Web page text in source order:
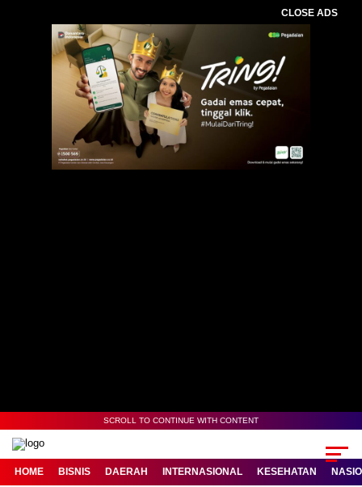
CLOSE ADS
SCROLL TO CONTINUE WITH CONTENT
HOME BISNIS DAERAH INTERNASIONAL KESEHATAN